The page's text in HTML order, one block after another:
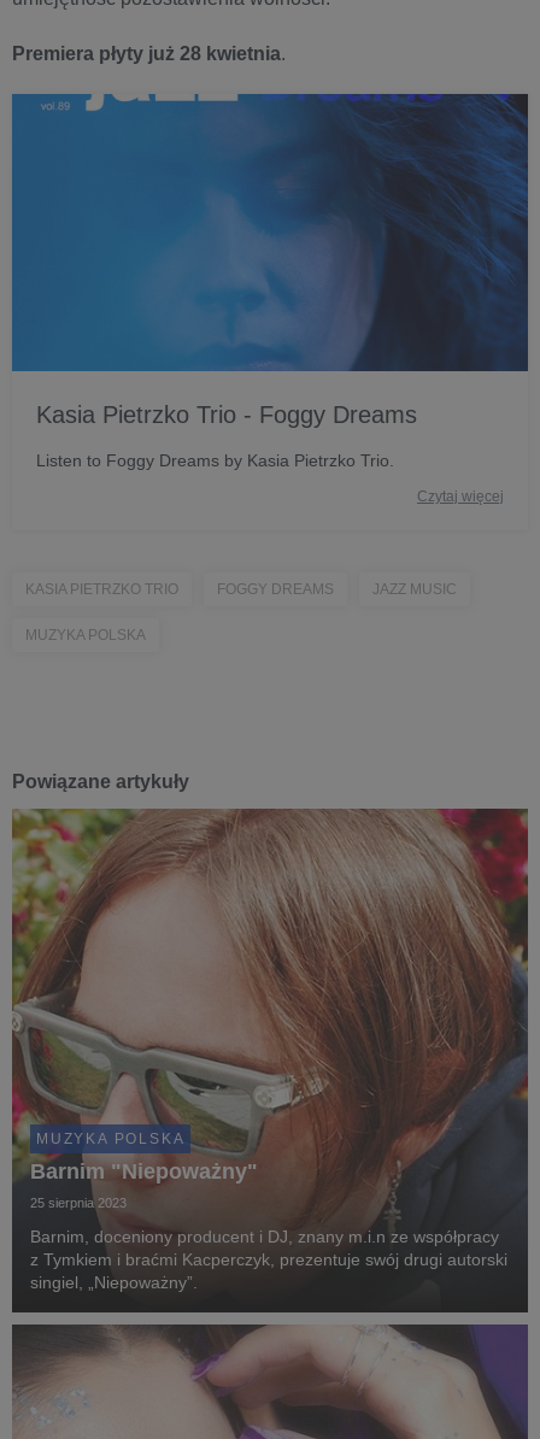
Premiera płyty już 28 kwietnia.
Kasia Pietrzko Trio - Foggy Dreams
Listen to Foggy Dreams by Kasia Pietrzko Trio.
Czytaj więcej
KASIA PIETRZKO TRIO FOGGY DREAMS JAZZ MUSIC
MUZYKA POLSKA
Powiązane artykuły
MUZYKA POLSKA
Barnim "Niepoważny"
25 sierpnia 2023
Barnim, doceniony producent i DJ, znany m.i.n ze współpracy
z Tymkiem i braćmi Kacperczyk, prezentuje swój drugi autorski
singiel, „Niepoważny”.